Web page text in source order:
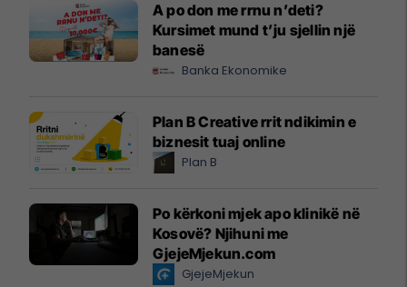
A po don me rrnu n’deti?
Kursimet mund t’ju sjellin një
banesë
Banka Ekonomike
Plan B Creative rrit ndikimin e
biznesit tuaj online
Plan B
Po kërkoni mjek apo klinikë në
Kosovë? Njihuni me
GjejeMjekun.com
GjejeMjekun